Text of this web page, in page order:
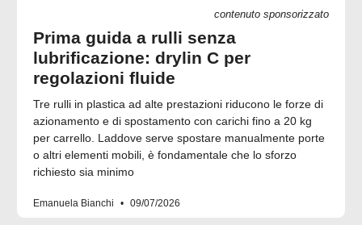
contenuto sponsorizzato
Prima guida a rulli senza
lubrificazione: drylin C per
regolazioni fluide
Tre rulli in plastica ad alte prestazioni riducono le forze di
azionamento e di spostamento con carichi fino a 20 kg
per carrello. Laddove serve spostare manualmente porte
o altri elementi mobili, è fondamentale che lo sforzo
richiesto sia minimo
Emanuela Bianchi 09/07/2026